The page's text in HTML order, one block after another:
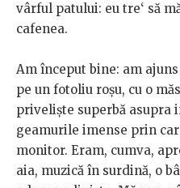
vârful patului: eu tre‘ să
cafenea.
Am început bine: am
pe un fotoliu roșu, cu o
priveliște superbă asupra
geamurile imense prin
monitor. Eram, cumva,
aia, muzică în surdină, o